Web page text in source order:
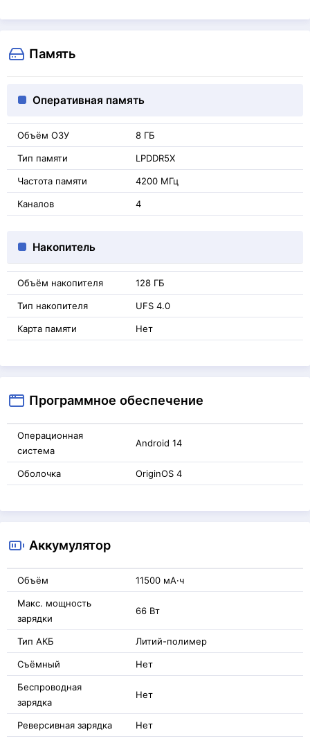
Память
Оперативная память
Объём ОЗУ 8 ГБ
Тип памяти LPDDR5X
Частота памяти 4200 МГц
Каналов 4
Накопитель
Объём накопителя 128 ГБ
Тип накопителя UFS 4.0
Карта памяти Нет
Программное обеспечение
Операционная
система
Android 14
Оболочка OriginOS 4
Аккумулятор
Объём 11500 мА·ч
Макс. мощность
зарядки
66 Вт
Тип АКБ Литий-полимер
Съёмный Нет
Беспроводная
зарядка
Нет
Реверсивная зарядка Нет